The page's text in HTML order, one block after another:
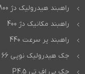
راهبند هیدرولیک دژ 800
راهبند مکانیک دژ 400
راهبند پر سرعت 440
جک هیدرولیک نوپی 66
جک بی اف تی P4.5